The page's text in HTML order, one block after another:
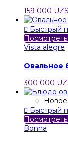
159 000 UZS
 Быстрый
Vista alegre
Овальное
300 000
Новое
 Быстрый
Bonna